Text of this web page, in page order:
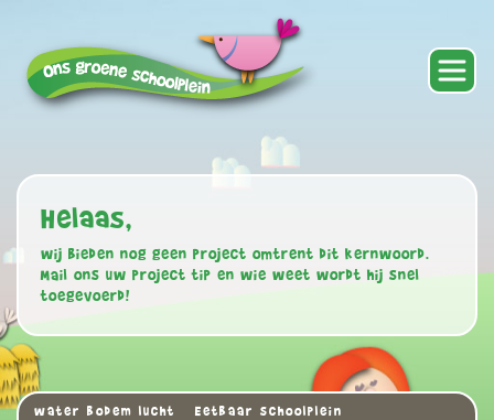
Helaas,
wij bieden nog geen project omtrent dit kernwoord.
Mail ons uw project tip en wie weet wordt hij snel
toegevoerd!
water bodem lucht
Eetbaar schoolplein